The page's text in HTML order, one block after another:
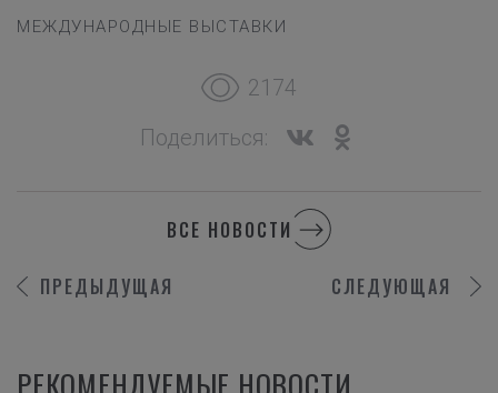
МЕЖДУНАРОДНЫЕ ВЫСТАВКИ
2174
Поделиться:
ПРЕДЫДУЩАЯ
ВСЕ НОВОСТИ
СЛЕДУЮЩАЯ